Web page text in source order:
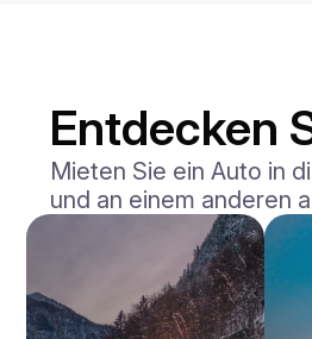
Mercedes Benz
Maybach S-klasse 580
Jetzt buchen
Entdecken
Mieten Sie ein Auto in
und an einem anderen